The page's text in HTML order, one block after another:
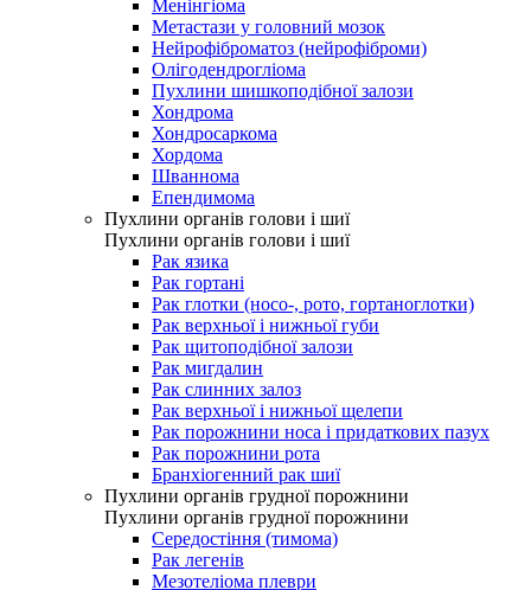
Менінгіома
Метастази у головний мозок
Нейрофіброматоз (нейрофіброми)
Олігодендрогліома
Пухлини шишкоподібної залози
Хондрома
Хондросаркома
Хордома
Шваннома
Епендимома
Пухлини органів голови і шиї
Пухлини органів голови і шиї
Рак язика
Рак гортані
Рак глотки (носо-, рото, гортаноглотки)
Рак верхньої і нижньої губи
Рак щитоподібної залози
Рак мигдалин
Рак слинних залоз
Рак верхньої і нижньої щелепи
Рак порожнини носа і придаткових пазух
Рак порожнини рота
Бранхіогенний рак шиї
Пухлини органів грудної порожнини
Пухлини органів грудної порожнини
Середостіння (тимома)
Рак легенів
Мезотеліома плеври